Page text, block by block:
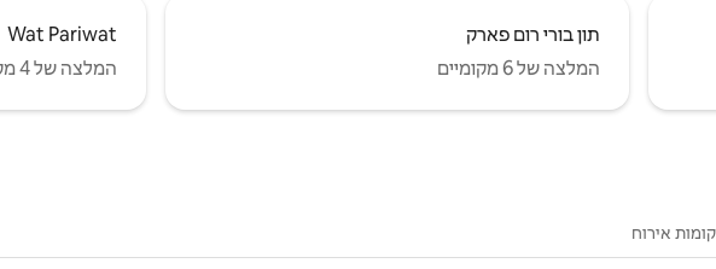
תון בורי רום פארק
המלצה של 6 מקומיים
Wat Pariwat
המלצה של 4 מקומיים
אירוח